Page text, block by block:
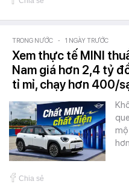
TRONG NƯỚC - 1 NGÀY TRƯỚC
Xem thực tế MINI
Nam giá hơn 2,4 tỷ
tỉ mỉ, chạy hơn 400/
Chia sẻ